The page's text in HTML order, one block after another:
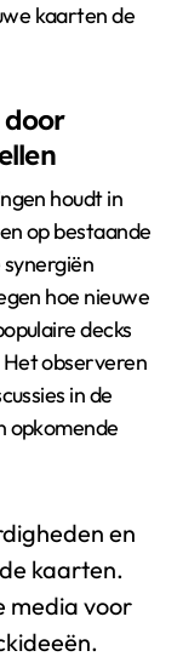
kaarten de
houdt in
op bestaande
hoe nieuwe
decks
observeren
in de
opkomende
en
kaarten.
media voor